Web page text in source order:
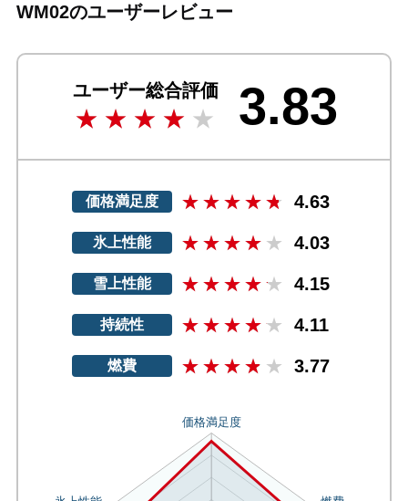
WM02のユーザーレビュー
ユーザー総合評価 3.83
価格満足度 4.63
氷上性能 4.03
雪上性能 4.15
持続性 4.11
燃費 3.77